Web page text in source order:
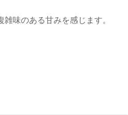
味のある甘みを感じます。